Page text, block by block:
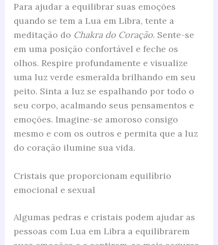
Para ajudar a equilibrar suas emoções
quando se tem a Lua em Libra, tente a
meditação do Chakra do Coração. Sente-se
em uma posição confortável e feche os
olhos. Respire profundamente e visualize
uma luz verde esmeralda brilhando em seu
peito. Sinta a luz se espalhando por todo o
seu corpo, acalmando seus pensamentos e
emoções. Imagine-se amoroso consigo
mesmo e com os outros e permita que a luz
do coração ilumine sua vida.
Cristais que proporcionam equilíbrio
emocional e sexual
Algumas pedras e cristais podem ajudar as
pessoas com Lua em Libra a equilibrarem